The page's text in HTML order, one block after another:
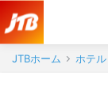
JTBホーム ホテ